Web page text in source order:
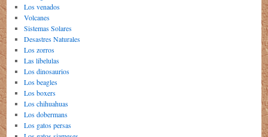
Los venados
Volcanes
Sistemas Solares
Desastres Naturales
Los zorros
Las libelulas
Los dinosaurios
Los beagles
Los boxers
Los chihuahuas
Los dobermans
Los gatos persas